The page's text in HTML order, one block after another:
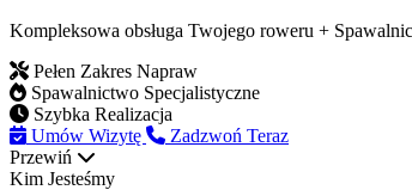
Kompleksowa obsługa Twojego roweru +
Pełen Zakres Napraw
Spawalnictwo Specjalistyczne
Szybka Realizacja
Umów Wizytę
Zadzwoń Teraz
Przewiń
Kim Jesteśmy